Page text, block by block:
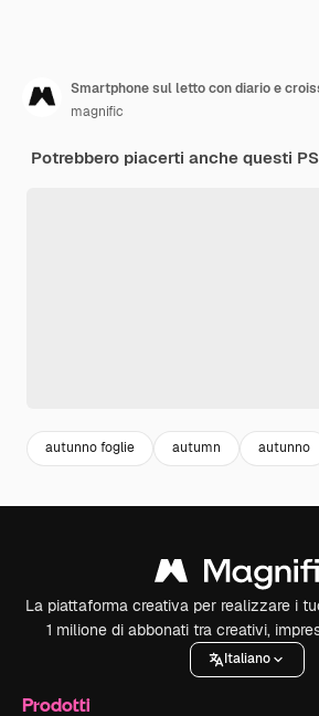
Smartphone sul letto con diario e
magnific
Potrebbero piacerti anche questi
autunno foglie autumn autunno
La piattaforma creativa per realizzare i
1 milione di abbonati tra creativi,
Italiano
Prodotti